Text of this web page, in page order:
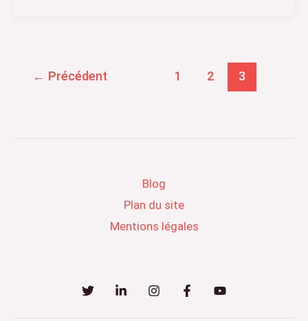
← Précédent 1 2 3
Blog
Plan du site
Mentions légales